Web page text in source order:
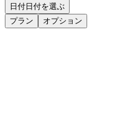
日付 日付を選ぶ
プラン
オプション